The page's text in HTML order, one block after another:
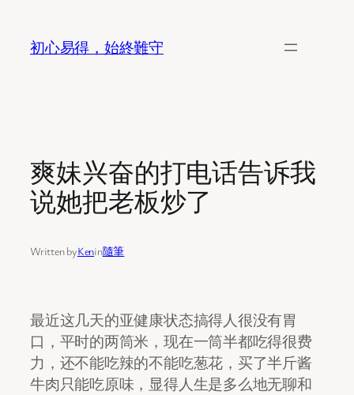
content
初心易得，始終難守
爽妹兴奋的打电话告诉我
说她把老板炒了
Written byKenin隨筆
最近这几天的亚健康状态搞得人很没有胃
口，平时的两筒米，现在一筒半都吃得很费
力，还不能吃辣的不能吃葱花，买了半斤酱
牛肉只能吃原味，显得人生是多么地无聊和